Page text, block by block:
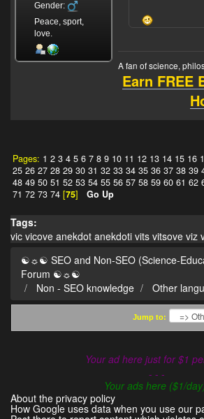
Gender:
Peace, sport,
love.
A fan of science,
Earn FREE
Pages: 1 2 3 4 5 6 7 8 9 10 11 12 13 14 15 16
25 26 27 28 29 30 31 32 33 34 35 36 37 38 39
48 49 50 51 52 53 54 55 56 57 58 59 60 61 62
71 72 73 74[75] Go Up
Tags:
vic vicove anekdot anekdoti vits vitsove viz
☯☼☯ SEO and Non-SEO (Science-
Forum ☯☼☯
Non - SEO knowledge
Other
Jump to:
Your ad here just for $1
- - -
Your ads here ($1/
About the privacy policy
How Google uses data when you use our